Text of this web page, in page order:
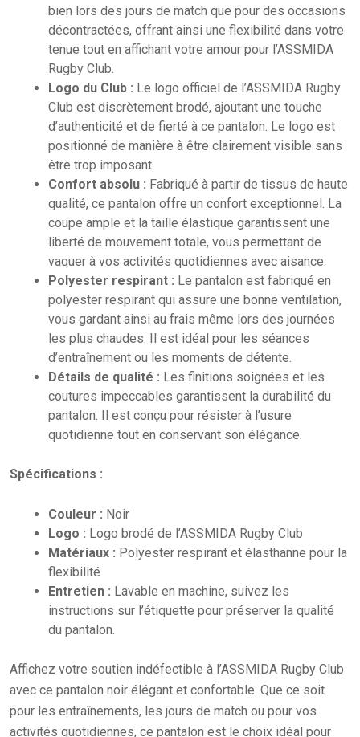
bien lors des jours de match que pour des occasions
décontractées, offrant ainsi une flexibilité dans votre
tenue tout en affichant votre amour pour l’ASSMIDA
Rugby Club.
Logo du Club : Le logo officiel de l’ASSMIDA Rugby
Club est discrètement brodé, ajoutant une touche
d’authenticité et de fierté à ce pantalon. Le logo est
positionné de manière à être clairement visible sans
être trop imposant.
Confort absolu : Fabriqué à partir de tissus de haute
qualité, ce pantalon offre un confort exceptionnel. La
coupe ample et la taille élastique garantissent une
liberté de mouvement totale, vous permettant de
vaquer à vos activités quotidiennes avec aisance.
Polyester respirant : Le pantalon est fabriqué en
polyester respirant qui assure une bonne ventilation,
vous gardant ainsi au frais même lors des journées
les plus chaudes. Il est idéal pour les séances
d’entraînement ou les moments de détente.
Détails de qualité : Les finitions soignées et les
coutures impeccables garantissent la durabilité du
pantalon. Il est conçu pour résister à l’usure
quotidienne tout en conservant son élégance.
Spécifications :
Couleur : Noir
Logo : Logo brodé de l’ASSMIDA Rugby Club
Matériaux : Polyester respirant et élasthanne pour la
flexibilité
Entretien : Lavable en machine, suivez les
instructions sur l’étiquette pour préserver la qualité
du pantalon.
Affichez votre soutien indéfectible à l’ASSMIDA Rugby Club
avec ce pantalon noir élégant et confortable. Que ce soit
pour les entraînements, les jours de match ou pour vos
activités quotidiennes, ce pantalon est le choix idéal pour